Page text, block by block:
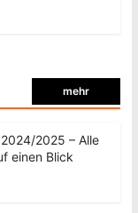
mehr
2025 – Alle
einen Blick